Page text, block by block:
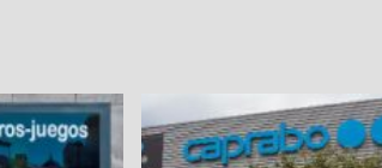
de
crecimiento